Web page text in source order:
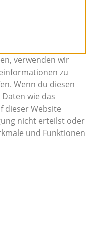
verwenden wir
zu
Wenn du diesen
wie das
dieser Website
nicht erteilst oder
und Funktionen